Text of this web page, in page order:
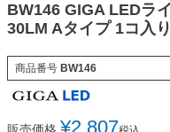
BW146 GIGA LEDラ
30LM Aタイプ 1コ入
商品番号 BW146
¥2,807